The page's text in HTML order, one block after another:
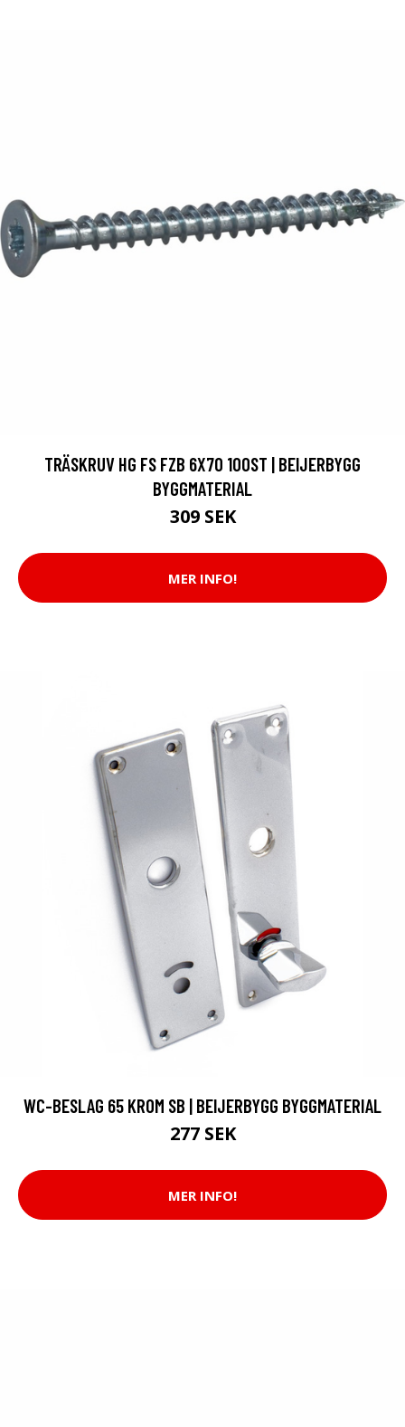
TRÄSKRUV HG FS FZB 6X70 100ST | BEIJERBYGG
BYGGMATERIAL
309 SEK
MER INFO!
WC-BESLAG 65 KROM SB | BEIJERBYGG BYGGMATERIAL
277 SEK
MER INFO!